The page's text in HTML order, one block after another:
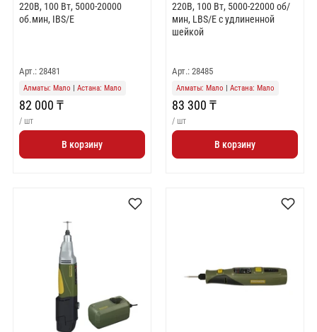
220В, 100 Вт, 5000-20000
об.мин, IBS/E
Арт.: 28481
Алматы: Мало Астана: Мало
82 000 ₸
/ шт
В корзину
220В, 100 Вт, 5000-22000 об/
мин, LBS/Е с удлиненной
шейкой
Арт.: 28485
Алматы: Мало Астана: Мало
83 300 ₸
/ шт
В корзину